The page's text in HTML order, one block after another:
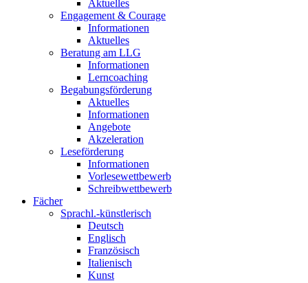
Aktuelles
Engagement & Courage
Informationen
Aktuelles
Beratung am LLG
Informationen
Lerncoaching
Begabungsförderung
Aktuelles
Informationen
Angebote
Akzeleration
Leseförderung
Informationen
Vorlesewettbewerb
Schreibwettbewerb
Fächer
Sprachl.-künstlerisch
Deutsch
Englisch
Französisch
Italienisch
Kunst